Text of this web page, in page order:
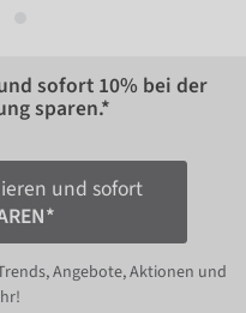
sofort10% bei der
sparen.*
und sofort
Angebote, Aktionen und